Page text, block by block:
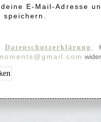
E-Mail-Adresse
speichern.
Datenschutzerklärung
.